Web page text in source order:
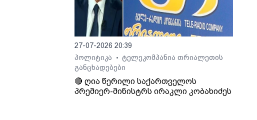
27-07-2026 20:39
პოლიტიკა
•
ტელეკომპანია თრიალეთის
განცხადებები
🔴 ღია წერილი საქართველოს
პრემიერ-მინისტრს ირაკლი კობახიძეს